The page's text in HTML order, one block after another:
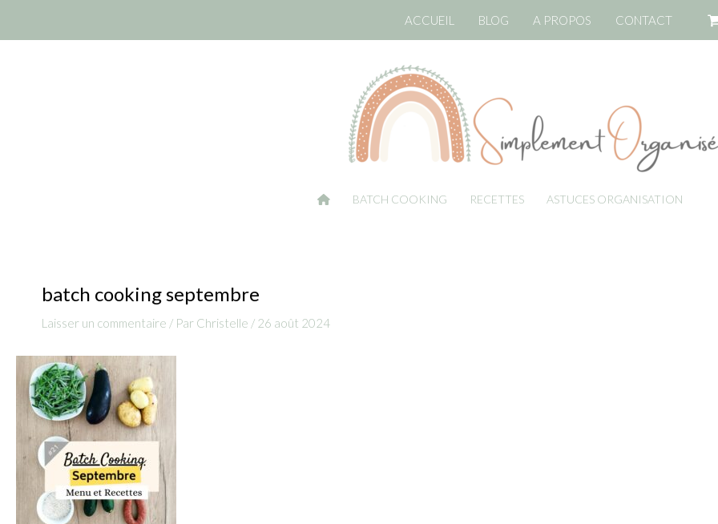
ACCUEIL BLOG A PROPOS CONTACT
BATCH COOKING RECETTES ASTUCES ORGANISATION
batch cooking septembre
Laisser un commentaire / Par Christelle / 26 août 2024